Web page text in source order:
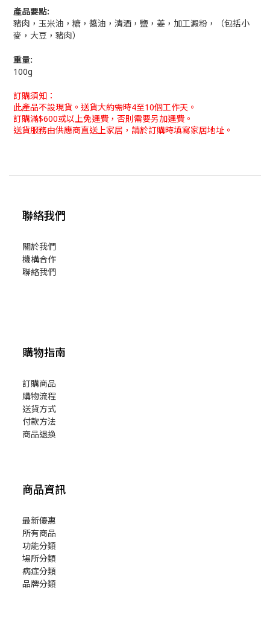
產品要點:
豬肉，玉米油，糖，醬油，清酒，鹽，姜，加工澱粉，（包括小
麥，大豆，豬肉）
重量:
100g
訂購須知：
此產品不設現貨。 送貨大約需時4至10個工作天。
訂購滿$600或以上免運費，否則需要另加運費。
送貨服務由供應商直送上家居，請於訂購時填寫家居地址。
聯絡我們
關於我們
機構合作
聯絡我們
購物指南
訂購商品
購物流程
送貨方式
付款方法
商品退換
商品資訊
最新優惠
所有商品
功能分類
場所分類
病症分類
品牌分類